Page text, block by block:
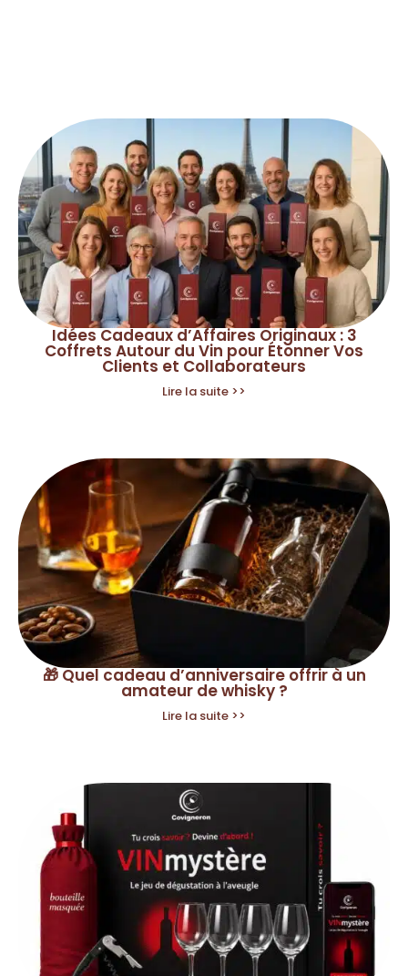
Idées Cadeaux d’Affaires Originaux : 3
Coffrets Autour du Vin pour Étonner Vos
Clients et Collaborateurs
Lire la suite >>
🎁 Quel cadeau d’anniversaire offrir à un
amateur de whisky ?
Lire la suite >>